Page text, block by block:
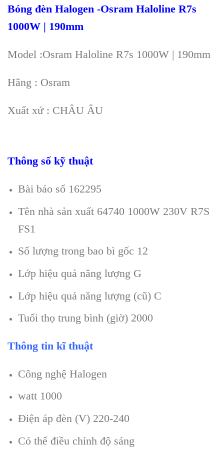
Bóng đèn Halogen -Osram Haloline R7s
1000W | 190mm
Model :Osram Haloline R7s 1000W | 190mm
Hãng : Osram
Xuất xứ : CHÂU ÂU
Thông số kỹ thuật
Bài báo số 162295
Tên nhà sản xuất 64740 1000W 230V R7S
FS1
Số lượng trong bao bì gốc 12
Lớp hiệu quả năng lượng G
Lớp hiệu quả năng lượng (cũ) C
Tuổi thọ trung bình (giờ) 2000
Thông tin kĩ thuật
Công nghệ Halogen
watt 1000
Điện áp đèn (V) 220-240
Có thể điều chỉnh độ sáng